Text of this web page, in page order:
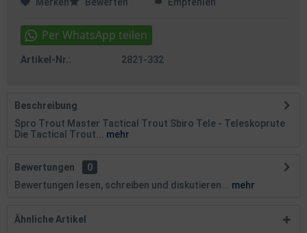
Artikel-Nr.: 2821-332
Beschreibung
Spro Trout Master Tactical Trout Sbiro Tele - Teleskoprute
Die Tactical Trout...
mehr
Bewertungen
0
Bewertungen lesen, schreiben und diskutieren...
mehr
Ähnliche Artikel